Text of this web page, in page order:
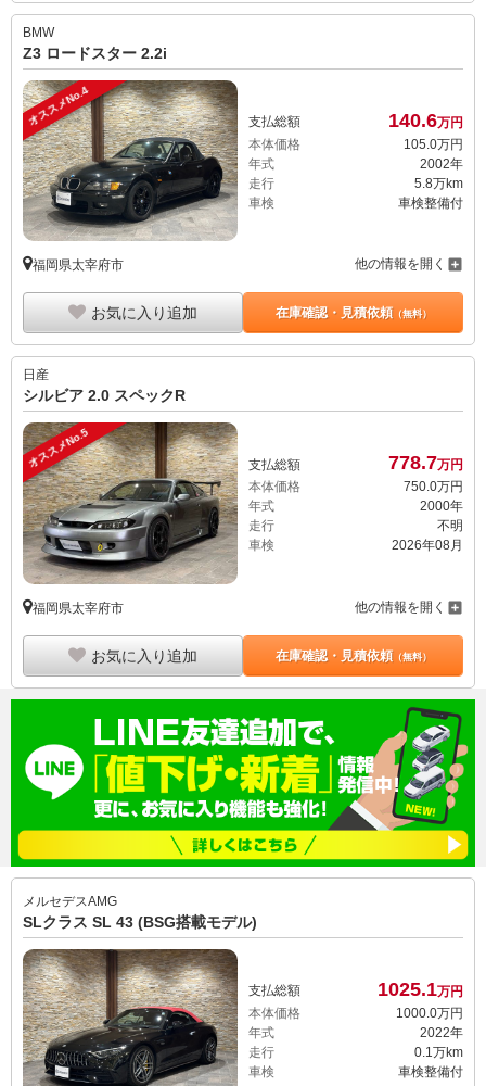
BMW
Z3 ロードスター 2.2i
オススメNo.4 支払総額 140.6万円
本体価格
105. 0万円
年式
2002年
走行
5.8万km
車検
車検整備付
福岡県太宰府市 他の情報を開く
お気に入り追加 在庫確認・見積依頼（無料）
日産
シルビア 2.0 スペックR
オススメNo.5 支払総額 778.7万円
本体価格
750.0万円
年式
2000年
走行
不明
車検
2026年08月
福岡県太宰府市 他の情報を開く
お気に入り追加 在庫確認・見積依頼（無料）
メルセデスAMG
SLクラス SL 43 (BSG搭載モデル)
支払総額 1025.1万円
本体価格
1000. 0万円
年式
2022年
走行
0.1万km
車検
車検整備付